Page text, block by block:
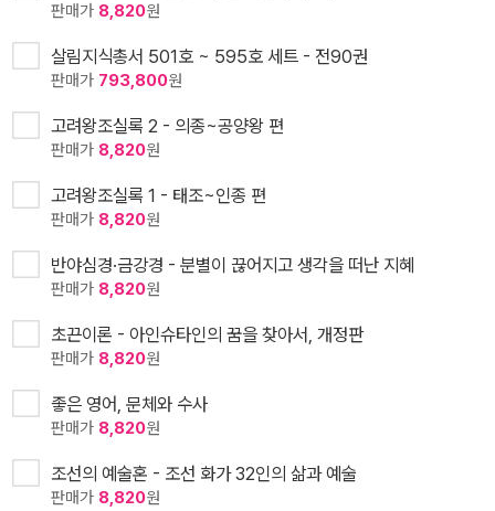
판매가 8,820원
살림지식총서 501호 ~ 595호 세트 - 전90권
판매가 793,800원
고려왕조실록 2 - 의종~공양왕 편
판매가 8,820원
고려왕조실록 1 - 태조~인종 편
판매가 8,820원
반야심경·금강경 - 분별이 끊어지고 생각을 떠난 지혜
판매가 8,820원
초끈이론 - 아인슈타인의 꿈을 찾아서, 개정판
판매가 8,820원
좋은 영어, 문체와 수사
판매가 8,820원
조선의 예술혼 - 조선 화가 32인의 삶과 예술
판매가 8,820원